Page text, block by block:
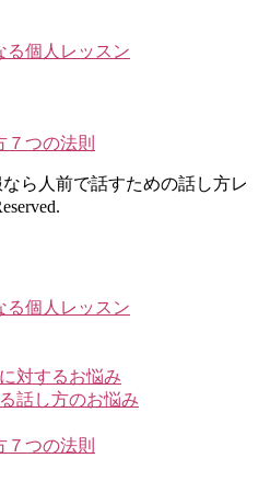
る個人レッスン
つの法則
ら人前で話すための話し方レ
る個人レッスン
対するお悩み
話し方のお悩み
つの法則